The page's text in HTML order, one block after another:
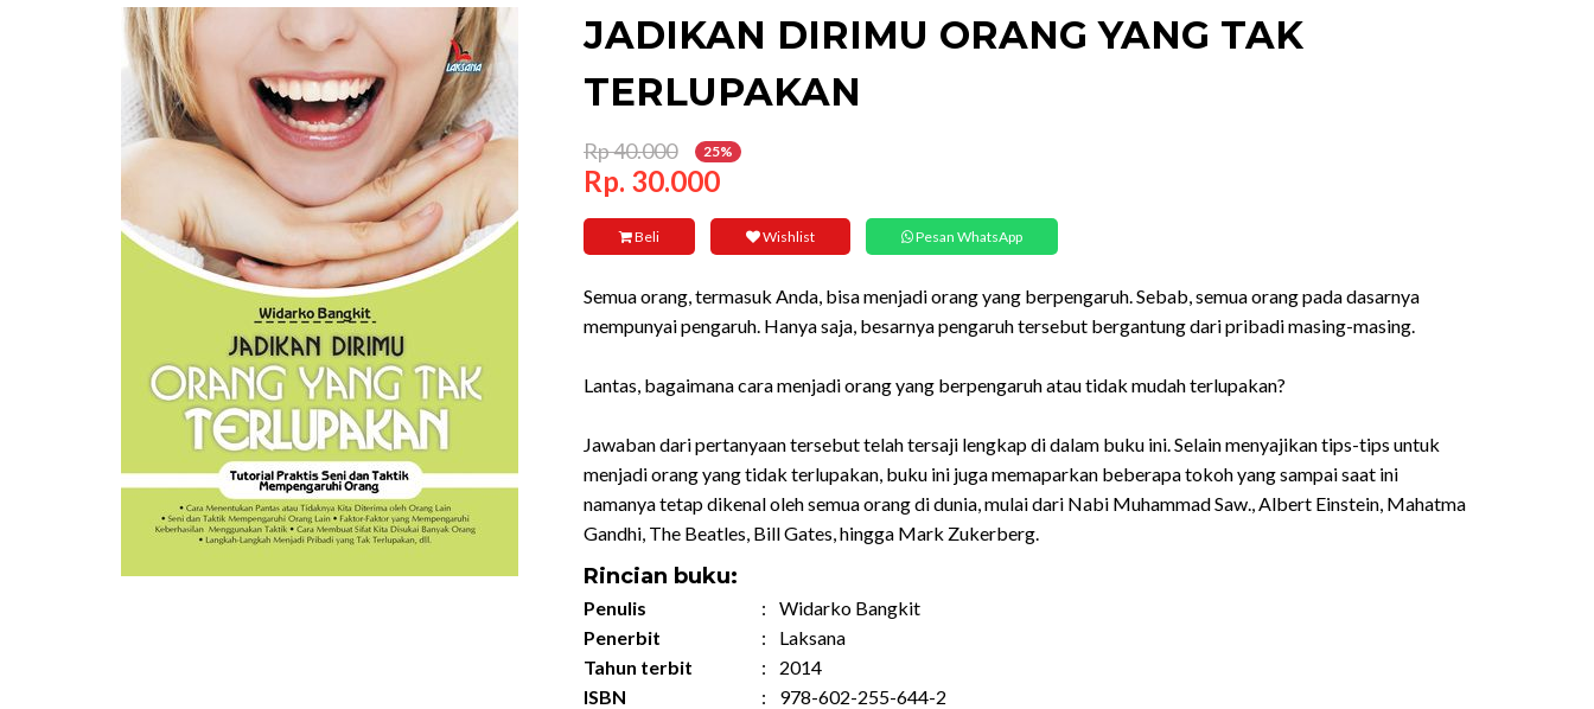
JADIKAN DIRIMU ORANG YANG TAK
TERLUPAKAN
Rp 40.000 25%
Rp. 30.000
Beli Wishlist Pesan WhatsApp
Semua orang, termasuk Anda, bisa menjadi orang yang berpengaruh. Sebab, semua orang pada dasarnya
mempunyai pengaruh. Hanya saja, besarnya pengaruh tersebut bergantung dari pribadi masing-masing.
Lantas, bagaimana cara menjadi orang yang berpengaruh atau tidak mudah terlupakan?
Jawaban dari pertanyaan tersebut telah tersaji lengkap di dalam buku ini. Selain menyajikan tips-tips untuk
menjadi orang yang tidak terlupakan, buku ini juga memaparkan beberapa tokoh yang sampai saat ini
namanya tetap dikenal oleh semua orang di dunia, mulai dari Nabi Muhammad Saw., Albert Einstein, Mahatma
Gandhi, The Beatles, Bill Gates, hingga Mark Zukerberg.
Rincian buku:
Penulis :
Widarko Bangkit
Penerbit
:
Laksana
Tahun terbit
:
2014
ISBN
:
978-602-255-644-2